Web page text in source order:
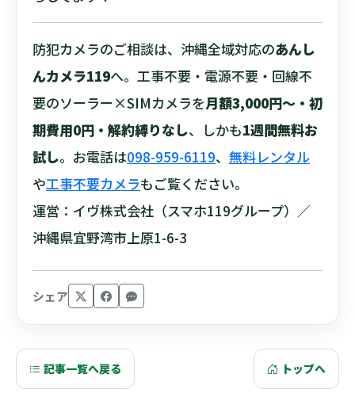
防犯カメラのご相談は、沖縄全域対応のあんし
んカメラ119へ。工事不要・電源不要・回線不
要のソーラー×SIMカメラを月額3,000円〜・初
期費用0円・解約縛りなし、しかも1週間無料お
試し。お電話は098-959-6119、 無料レンタル
や工事不要カメラもご覧ください。
運営：イヴ株式会社（スマホ119グループ）／
沖縄県宜野湾市上原1-6-3
シェア
記事一覧へ戻る トップへ